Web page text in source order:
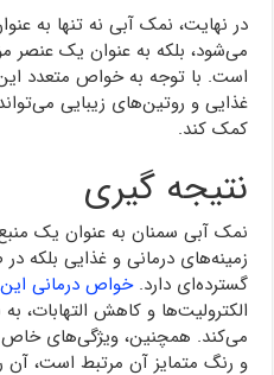
در نهایت، نمک آبی نه تنها به
می‌شود، بلکه به عنوان یک عنصر
است. با توجه به خواص متعدد
غذایی و روتین‌های زیبایی
کمک کند.
نتیجه گیری
نمک آبی سمنان به عنوان یک
زمینه‌های درمانی و غذایی بلکه
گسترده‌ای دارد.خواص درمانی
الکترولیت‌ها و کاهش التهابات،
می‌کند. همچنین، ویژگی‌های
و رنگ متمایز آن مرتبط است، آن